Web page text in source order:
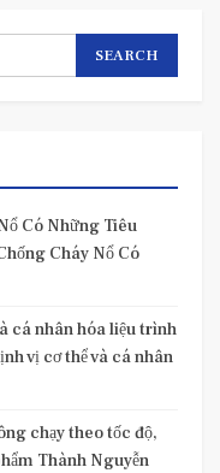
Có Những Tiêu
Cháy Nổ Có
cá nhân hóa liệu trình
vị cơ thể và cá nhân
chạy theo tốc độ,
Thành Nguyễn